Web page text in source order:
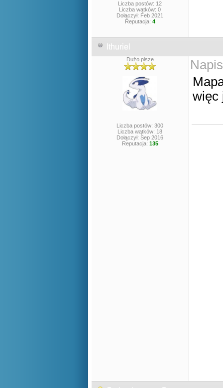
Liczba postów: 12
Liczba wątków: 0
Dołączył: Feb 2021
Reputacja: 4
Ithuriel
Dużo pisze
Liczba postów: 300
Liczba wątków: 18
Dołączył: Sep 2016
Reputacja: 135
więc